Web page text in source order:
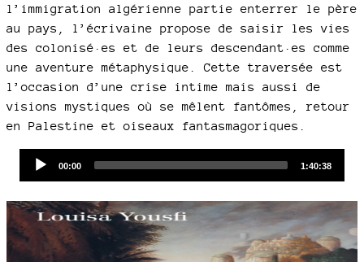
l’immigration algérienne partie enterrer le père
au pays, l’écrivaine propose de saisir les vies
des colonisé·es et de leurs descendant·es comme
une aventure métaphysique. Cette traversée est
l’occasion d’une crise intime mais aussi de
visions mystiques où se mêlent fantômes, retour
en Palestine et oiseaux fantasmagoriques.
Current
00:00
Total
1:40:38